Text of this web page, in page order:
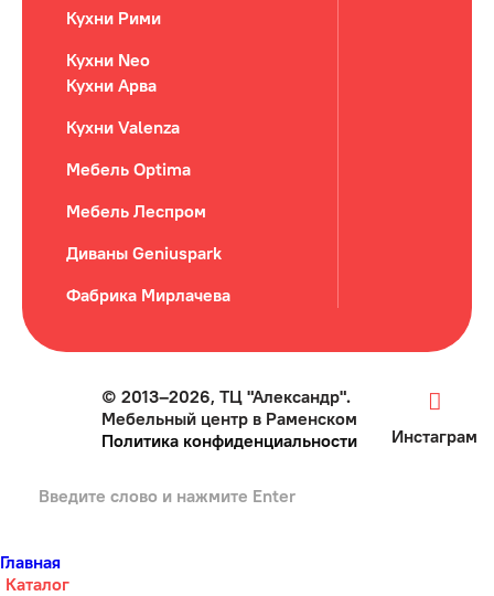
Кухни Рими
Кухни Neo
Кухни Арва
Кухни Valenza
Мебель Optima
Мебель Леспром
Диваны Geniuspark
Фабрика Мирлачева
© 2013–2026, ТЦ "Александр".
Мебельный центр в Раменском
Политика конфиденциальности
Инстаграм
Главная
Каталог